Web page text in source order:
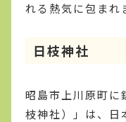
れる熱気に包まれ
日枝神社
昭島市上川原町に
枝神社）」は、日